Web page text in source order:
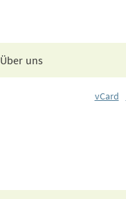
Über uns
vCard